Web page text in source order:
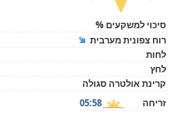
סיכוי למשקעים %
רוח צפונית מערבית
לחות
לחץ
קרינת אולטרה סגולה
זריחה
05:58